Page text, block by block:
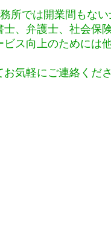
所では開業間もな
、弁護士、社会保
ビス向上のためには
気軽にご連絡くださ